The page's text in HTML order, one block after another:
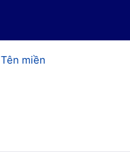
Tên miền